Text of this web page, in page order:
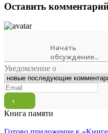
Оставить
Уведомление о
Книга памяти